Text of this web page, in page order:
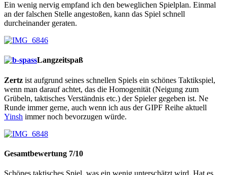
Ein wenig nervig empfand ich den beweglichen Spielplan. Einmal
an der falschen Stelle angestoßen, kann das Spiel schnell
durcheinander geraten.
Langzeitspaß
Zertz ist aufgrund seines schnellen Spiels ein schönes Taktikspiel,
wenn man darauf achtet, das die Homogenität (Neigung zum
Grübeln, taktisches Verständnis etc.) der Spieler gegeben ist. Ne
Runde immer gerne, auch wenn ich aus der GIPF Reihe aktuell
Yinsh immer noch bevorzugen würde.
Gesamtbewertung 7/10